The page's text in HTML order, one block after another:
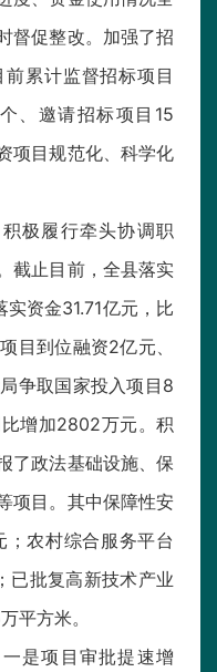
督促整改。加强了招
累计监督招标项目
、邀请招标项目15
项目规范化、科学化
极履行牵头协调职
截止目前，全县落实
资金31.71亿元，比
目到位融资2亿元、
争取国家投入项目8
增加2802万元。积
了政法基础设施、保
项目。其中保障性安
；农村综合服务平台
已批复高新技术产业
平方米。
是项目审批提速增